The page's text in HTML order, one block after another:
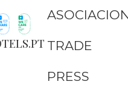
TRADE
PRESS